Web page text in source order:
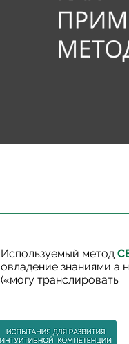
Используемый метод
овладение знаниями a
(«могу транслировать